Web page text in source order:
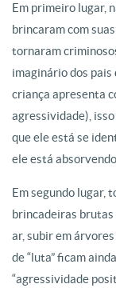
Em primeiro lugar,
brincaram com
tornaram
imaginário dos pais
criança apresenta
agressividade),
que ele está se
ele está
Em segundo lugar,
brincadeiras brutas
ar, subir em
de “luta” ficam
“agressividade